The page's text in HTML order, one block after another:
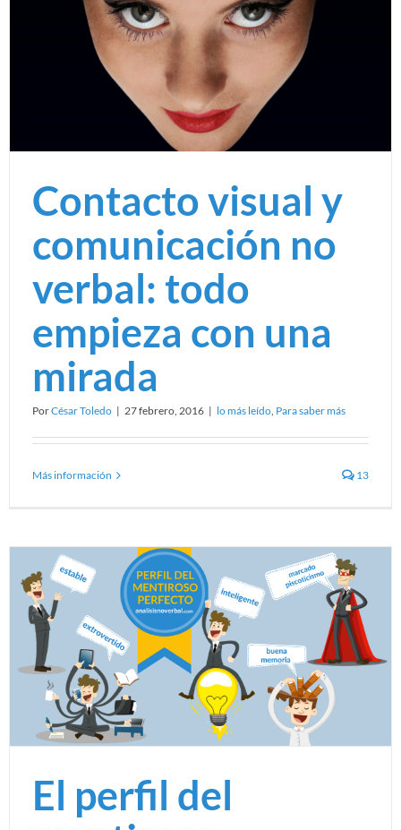
Contacto visual y
comunicación no
verbal: todo
empieza con una
mirada
PorCésar Toledo | 27 febrero, 2016 | lo más leído, Para saber más
Más información 13
El perfil del